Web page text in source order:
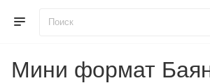
Мини формат